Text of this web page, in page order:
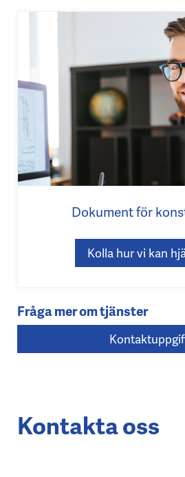
Dokument för
Kolla hur vi kan
Fråga mer om tjänster
Kontakta oss